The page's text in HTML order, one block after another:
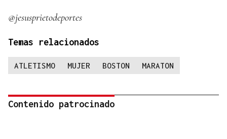
@jesusprietodeportes
Temas relacionados
ATLETISMO MUJER BOSTON MARATON
Contenido patrocinado